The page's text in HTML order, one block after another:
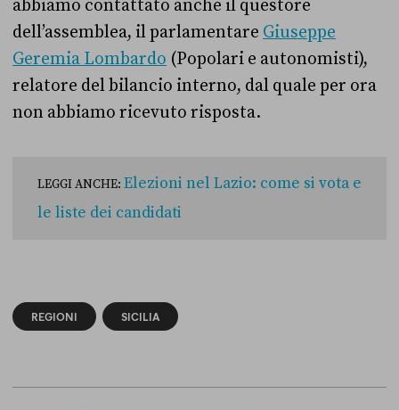
abbiamo contattato anche il questore
dell’assemblea, il parlamentare Giuseppe
Geremia Lombardo (Popolari e autonomisti),
relatore del bilancio interno, dal quale per ora
non abbiamo ricevuto risposta.
LEGGI ANCHE: Elezioni nel Lazio: come si vota e
le liste dei candidati
REGIONI SICILIA